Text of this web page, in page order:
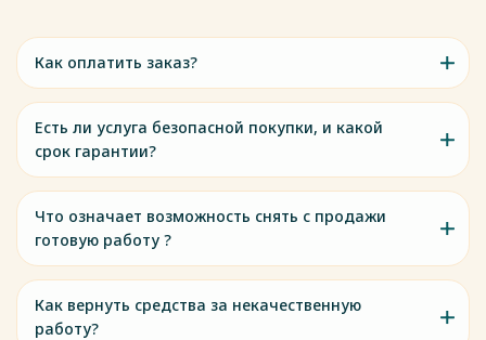
Как оплатить заказ?
Есть ли услуга безопасной покупки, и какой
срок гарантии?
Что означает возможность снять с продажи
готовую работу ?
Как вернуть средства за некачественную
работу?